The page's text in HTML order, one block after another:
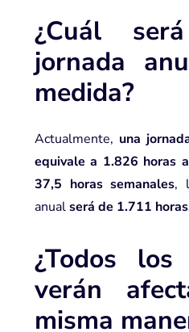
¿Cuál
jornada
medida?
Actualmente, una
equivale a 1.826 horas
37,5 horas semanales,
anualserá de 1.711
¿Todos
verán
misma